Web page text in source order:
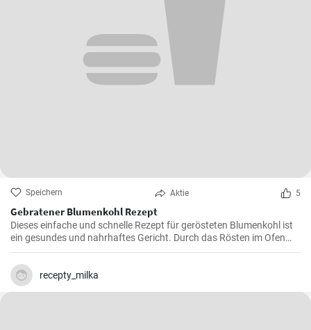
Speichern Aktie 5
Gebratener Blumenkohl Rezept
Dieses einfache und schnelle Rezept für gerösteten Blumenkohl ist
ein gesundes und nahrhaftes Gericht. Durch das Rösten im Ofen
erhält der Blumenkohl einen wunderbar süßen und nussigen
Geschmack. Servieren Sie ihn als Beilage oder als Hauptgericht.
recepty_milka